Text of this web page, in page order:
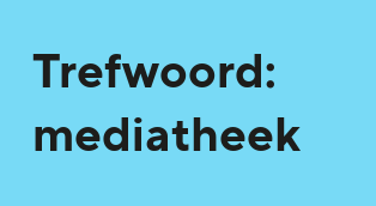
Trefwoord:
mediatheek